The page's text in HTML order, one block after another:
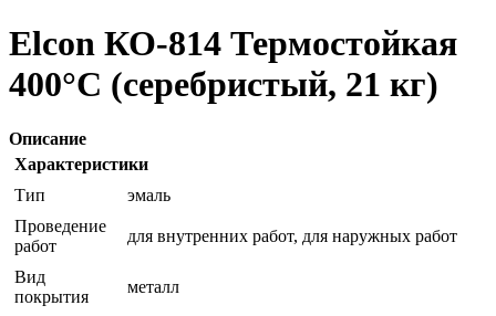
Elcon КО-814 Термостойкая
400°C (серебристый, 21 кг)
Описание
Характеристики
Тип
эмаль
Проведение
работ
для внутренних работ, для наружных работ
Вид
покрытия
металл